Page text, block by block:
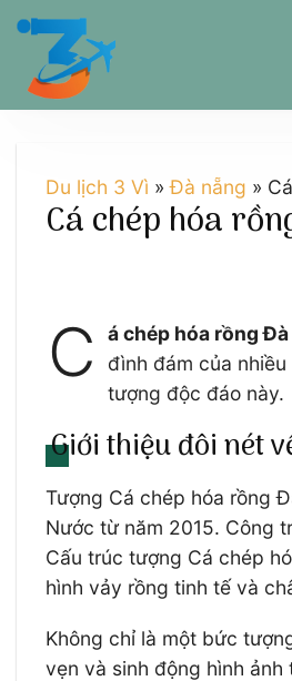
Chuyển
dung
Du lịch 3 Vì »Đà nẵng »
Cá chép hóa
C á chép hóa rồng Đà
đình đám của
tượng độc đáo này.
Giới thiệu đôi nét
Tượng Cá chép hóa rồng
Nước từ năm 2015. Công
Cấu trúc tượng Cá chép
hình vảy rồng tinh tế và
Không chỉ là một bức
vẹn và sinh động hình